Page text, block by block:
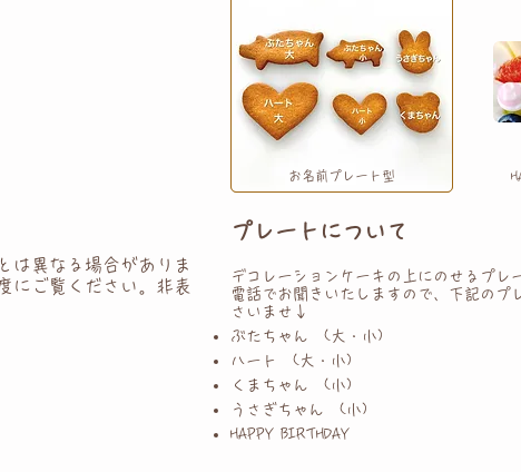
は異なる場合がありま
にご覧ください。非表
お名前プレート型
プレートについて
デコレーションケーキの上にのせるプレ
電話でお聞きいたしますので、下記のプ
さいませ↓
ぶたちゃん (大・小)
ハート (大・小)
くまちゃん (小)
うさぎちゃん (小)
HAPPY BIRTHDAY